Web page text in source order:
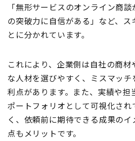
「無形サービスのオンライン商
の突破力に自信がある」など、
とに分かれています。
これにより、企業側は自社の商
な人材を選びやすく、ミスマッチ
利点があります。また、実績や担
ポートフォリオとして可視化され
く、依頼前に期待できる成果の
点もメリットです。